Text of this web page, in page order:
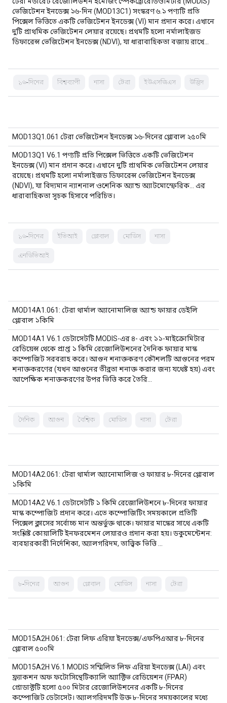
ভেজিটেশন ইনডেক্স ১৬-দিন (MOD13C1) সংস্করণ ৬.১ পণ্যটি প্রতি
পিক্সেল ভিত্তিতে একটি ভেজিটেশন ইনডেক্স (VI) মান প্রদান করে। এখানে
দুটি প্রাথমিক ভেজিটেশন লেয়ার রয়েছে। প্রথমটি হলো নর্মালাইজড
ডিফারেন্স ভেজিটেশন ইনডেক্স (NDVI), যা ধারাবাহিকতা বজায় রাখে…
১৬-দিনের বিশ্বব্যাপী নাসা টেরা ইউএসজিএস উদ্ভিদ
MOD13Q1.061 টেরা ভেজিটেশন ইনডেক্স ১৬-দিনের গ্লোবাল ২৫০মি
MOD13Q1 V6.1 পণ্যটি প্রতি পিক্সেল ভিত্তিতে একটি ভেজিটেশন
ইনডেক্স (VI) মান প্রদান করে। এখানে দুটি প্রাথমিক ভেজিটেশন লেয়ার
রয়েছে। প্রথমটি হলো নর্মালাইজড ডিফারেন্স ভেজিটেশন ইনডেক্স
(NDVI), যা বিদ্যমান ন্যাশনাল ওশেনিক অ্যান্ড অ্যাটমোস্ফেরিক... এর
ধারাবাহিকতা সূচক হিসাবে পরিচিত।
১৬-দিনের ইভিআই গ্লোবাল মোডিস নাসা
এনডিভিআই
MOD14A1.061: টেরা থার্মাল অ্যানোমালিজ অ্যান্ড ফায়ার ডেইলি
গ্লোবাল ১কিমি
MOD14A1 V6.1 ডেটাসেটটি MODIS-এর ৪- এবং ১১-মাইক্রোমিটার
রেডিয়েন্স থেকে প্রাপ্ত ১ কিমি রেজোলিউশনের দৈনিক ফায়ার মাস্ক
কম্পোজিট সরবরাহ করে। আগুন শনাক্তকরণ কৌশলটি আগুনের পরম
শনাক্তকরণের (যখন আগুনের তীব্রতা শনাক্ত করার জন্য যথেষ্ট হয়) এবং
আপেক্ষিক শনাক্তকরণের উপর ভিত্তি করে তৈরি…
দৈনিক আগুন বৈশ্বিক মোডিস নাসা টেরা
MOD14A2.061: টেরা থার্মাল অ্যানোমালিজ ও ফায়ার ৮-দিনের গ্লোবাল
১কিমি
MOD14A2 V6.1 ডেটাসেটটি ১ কিমি রেজোলিউশনে ৮-দিনের ফায়ার
মাস্ক কম্পোজিট প্রদান করে। এতে কম্পোজিটিং সময়কালে প্রতিটি
পিক্সেল ক্লাসের সর্বোচ্চ মান অন্তর্ভুক্ত থাকে। ফায়ার মাস্কের সাথে একটি
সংশ্লিষ্ট কোয়ালিটি ইনফরমেশন লেয়ারও প্রদান করা হয়। ডকুমেন্টেশন:
ব্যবহারকারী নির্দেশিকা, অ্যালগরিদম, তাত্ত্বিক ভিত্তি …
৮-দিনের আগুন গ্লোবাল মোডিস নাসা টেরা
MOD15A2H.061: টেরা লিফ এরিয়া ইনডেক্স/এফপিএআর ৮-দিনের
গ্লোবাল ৫০০মি
MOD15A2H V6.1 MODIS সম্মিলিত লিফ এরিয়া ইনডেক্স (LAI) এবং
ফ্র্যাকশন অফ ফটোসিন্থেটিক্যালি অ্যাক্টিভ রেডিয়েশন (FPAR)
প্রোডাক্টটি হলো ৫০০ মিটার রেজোলিউশনের একটি ৮-দিনের
কম্পোজিট ডেটাসেট। অ্যালগরিদমটি উক্ত ৮-দিনের সময়কালের মধ্যে